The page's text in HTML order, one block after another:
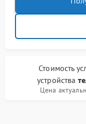
Стоимость
устройства
Цена